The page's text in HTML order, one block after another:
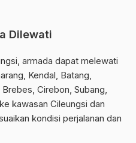
Dilewati
armada dapat melewati
Kendal, Batang,
Cirebon, Subang,
kawasan Cileungsi dan
kondisi perjalanan dan